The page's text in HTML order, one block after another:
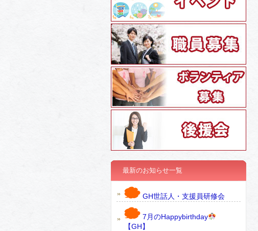
最新のお知らせ一覧
GH世話人・支援員研修会
7月のHappybirthday
【GH】